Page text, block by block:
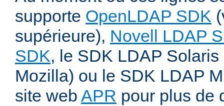
supporte OpenLDAP SDK
supérieure), Novell LDAP
SDK, le SDK LDAP
Mozilla) ou le SDK LDAP
site web APR pour plus de